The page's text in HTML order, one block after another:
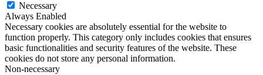
Necessary
Always Enabled
Necessary cookies are absolutely essential for the website to
function properly. This category only includes cookies that ensures
basic functionalities and security features of the website. These
cookies do not store any personal information.
Non-necessary